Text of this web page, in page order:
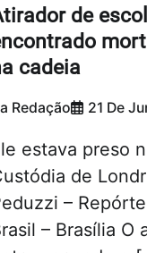
de
cadeia
Redação 21 De
estava preso
de
–
– Brasília O